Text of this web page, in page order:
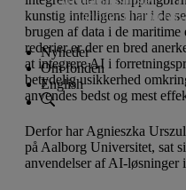
Donationer til
Nyheder
Om fonden
English
kunstig intelligens har i de
brugen af data i de
rederier er der en bred
at integrere AI i
betydelig usikkerhed
anvendes bedst og mest
Derfor har Agnieszka
på Aalborg Universitet, sat
anvendelser af AI-løsninger